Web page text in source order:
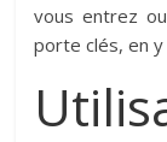
vous entrez
porte clés, en y